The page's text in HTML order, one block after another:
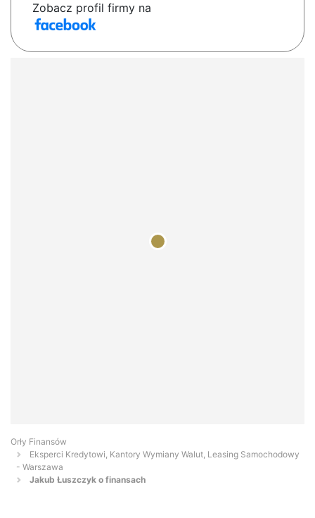
Zobacz profil firmy na
Orły Finansów
Eksperci Kredytowi, Kantory Wymiany Walut, Leasing Samochodowy
- Warszawa
Jakub Łuszczyk o finansach